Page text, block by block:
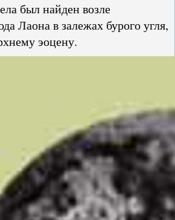
был найден возле
Лаона в залежах бурого угля,
эоцену.